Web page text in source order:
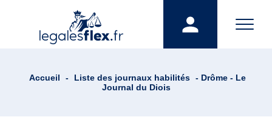
Accueil - Liste des journaux habilités - Drôme - Le
Journal du Diois